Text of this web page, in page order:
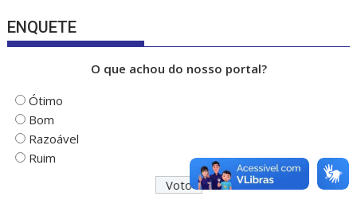
ENQUETE
O que achou do nosso portal?
Ótimo
Bom
Razoável
Ruim